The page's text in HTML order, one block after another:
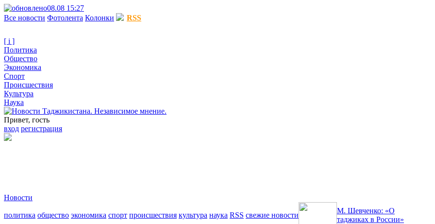
08.08 15:27
Все новости Фотолента Колонки RSS
[ i ]
Политика
Общество
Экономика
Спорт
Происшествия
Культура
Наука
Привет, гость
вход регистрация
Новости
политика общество экономика спорт происшествия культура наука RSS свежие новости
М. Шевченко: «О
таджиках в России»